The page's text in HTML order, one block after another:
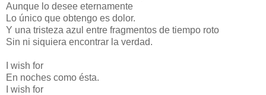
Aunque lo desee eternamente
Lo único que obtengo es dolor.
Y una tristeza azul entre fragmentos de tiempo roto
Sin ni siquiera encontrar la verdad.
I wish for
En noches como ésta.
I wish for